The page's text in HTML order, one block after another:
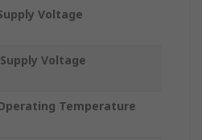
Voltage
Voltage
Temperature